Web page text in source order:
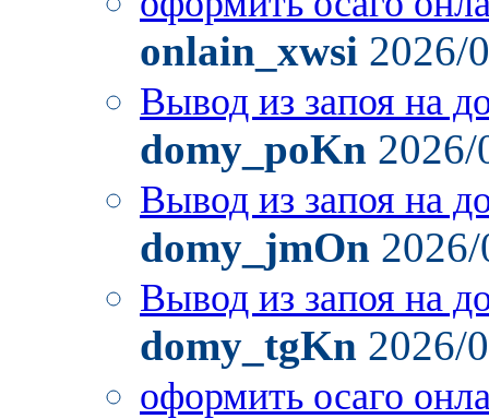
onlain_xwsi 2026/
Вывод из запоя на
domy_poKn
Вывод из запоя на
domy_jmOn
Вывод из запоя на
domy_tgKn 2026/
оформить осаго